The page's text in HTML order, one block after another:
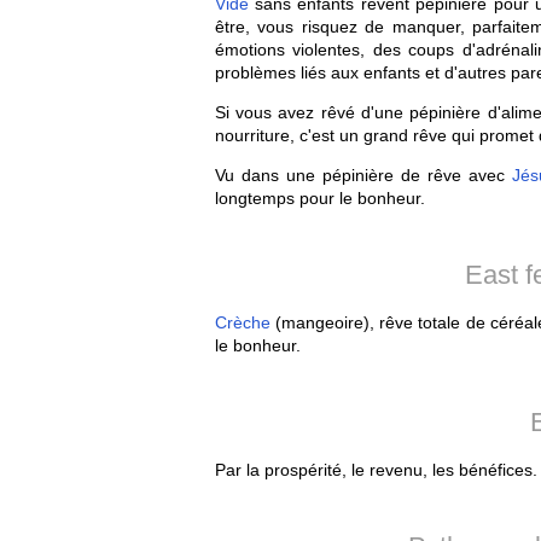
être, vous risquez de manquer,
émotions violentes, des coups
problèmes liés aux enfants et d'autres
Si vous avez rêvé d'une pépinière
nourriture, c'est un grand rêve qui promet
Vu dans une pépinière de rêve avec
longtemps pour le bonheur.
East
Crèche(mangeoire), rêve totale de
le bonheur.
Par la prospérité, le revenu, les